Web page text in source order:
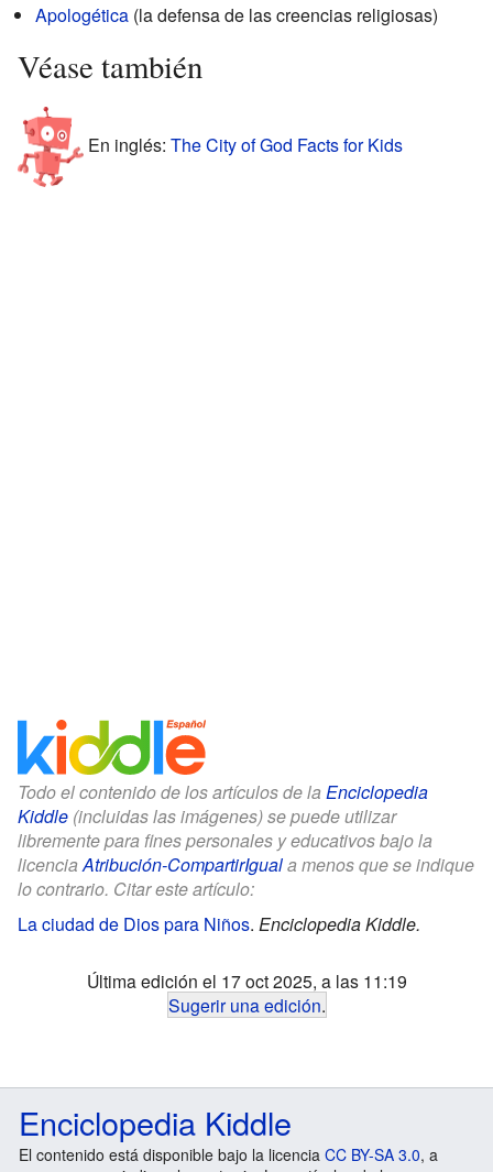
Apologética (la defensa de las creencias religiosas)
Véase también
En inglés: The City of God Facts for Kids
Todo el contenido de los artículos de la Enciclopedia
Kiddle (incluidas las imágenes) se puede utilizar
libremente para fines personales y educativos bajo la
licenciaAtribución-CompartirIguala menos que se indique
lo contrario. Citar este artículo:
La ciudad de Dios para Niños. Enciclopedia Kiddle.
Última edición el 17 oct 2025, a las 11:19
Sugerir una edición.
Enciclopedia Kiddle
El contenido está disponible bajo la licencia CC BY-SA 3.0, a